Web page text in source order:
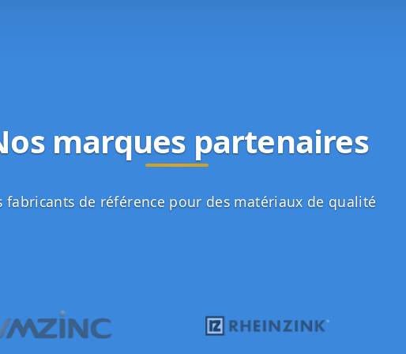
marques partenaires
fabricants de référence pour des matériaux de qualité